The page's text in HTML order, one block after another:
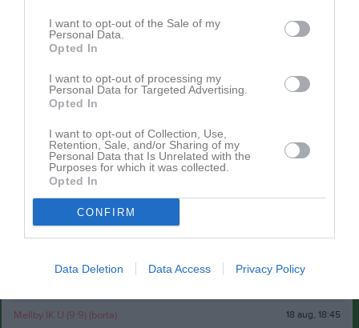
I want to opt-out of the Sale of my
Personal Data.
Opted In
I want to opt-out of processing my
Personal Data for Targeted Advertising.
Opted In
I want to opt-out of Collection, Use,
Retention, Sale, and/or Sharing of my
Personal Data that Is Unrelated with the
Purposes for which it was collected.
Opted In
CONFIRM
Data Deletion Data Access Privacy Policy
Senast uppdaterade album
Inget album finns skapat
Logga in som administratör och skapa ert första album
På gång Kalender
Träning 11 aug, 17:30
Trässbergs BK (borta) 13 aug, 18:30
Mellby IK U (9:9) (borta) 18 aug, 18:45